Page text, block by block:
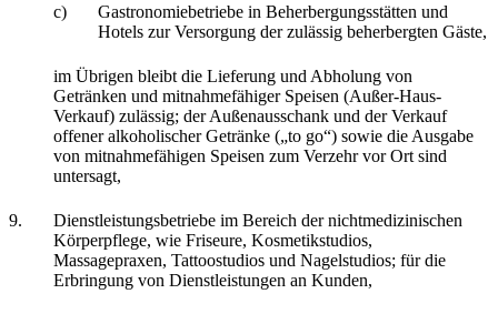
c)
Gastronomiebetriebe in Beherbergungsstätten und
Hotels zur Versorgung der zulässig beherbergten Gäste,
im Übrigen bleibt die Lieferung und Abholung von
Getränken und mitnahmefähiger Speisen (Außer-Haus-
Verkauf) zulässig; der Außenausschank und der Verkauf
offener alkoholischer Getränke („to go“) sowie die Ausgabe
von mitnahmefähigen Speisen zum Verzehr vor Ort sind
untersagt,
9.
Dienstleistungsbetriebe im Bereich der nichtmedizinischen
Körperpflege, wie Friseure, Kosmetikstudios,
Massagepraxen, Tattoostudios und Nagelstudios; für die
Erbringung von Dienstleistungen an Kunden,